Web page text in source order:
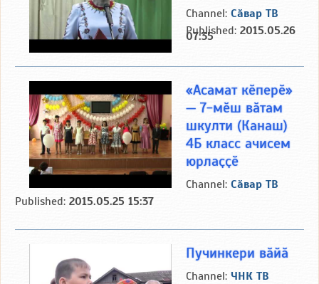
Channel: Сӑвар ТВ
Published: 2015.05.26
07:35
«Асамат кӗперӗ»
— 7-мӗш вӑтам
шкулти (Канаш)
4Б класс ачисем
юрлаҫҫӗ
Channel: Сӑвар ТВ
Published: 2015.05.25 15:37
Пучинкери вӑйӑ
Channel: ЧНК ТВ